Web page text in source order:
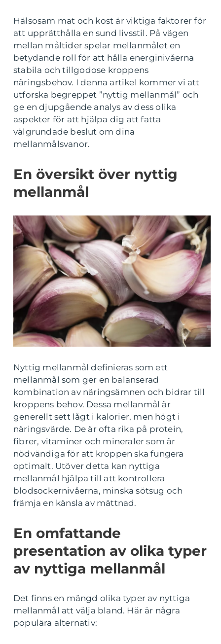
Hälsosam mat och kost är viktiga faktorer för
att upprätthålla en sund livsstil. På vägen
mellan måltider spelar mellanmålet en
betydande roll för att hålla energinivåerna
stabila och tillgodose kroppens
näringsbehov. I denna artikel kommer vi att
utforska begreppet ”nyttig mellanmål” och
ge en djupgående analys av dess olika
aspekter för att hjälpa dig att fatta
välgrundade beslut om dina
mellanmålsvanor.
En översikt över nyttig
mellanmål
Nyttig mellanmål definieras som ett
mellanmål som ger en balanserad
kombination av näringsämnen och bidrar till
kroppens behov. Dessa mellanmål är
generellt sett lågt i kalorier, men högt i
näringsvärde. De är ofta rika på protein,
fibrer, vitaminer och mineraler som är
nödvändiga för att kroppen ska fungera
optimalt. Utöver detta kan nyttiga
mellanmål hjälpa till att kontrollera
blodsockernivåerna, minska sötsug och
främja en känsla av mättnad.
En omfattande
presentation av olika typer
av nyttiga mellanmål
Det finns en mängd olika typer av nyttiga
mellanmål att välja bland. Här är några
populära alternativ: